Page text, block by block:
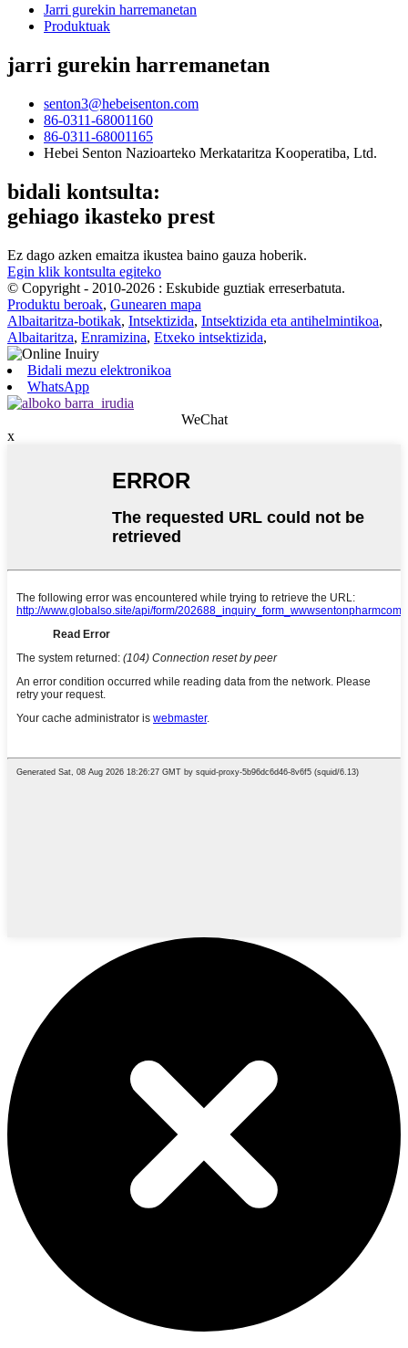
Jarri gurekin harremanetan
Produktuak
jarri gurekin harremanetan
senton3@hebeisenton.com
86-0311-68001160
86-0311-68001165
Hebei Senton Nazioarteko Merkataritza Kooperatiba, Ltd.
bidali kontsulta:
gehiago ikasteko prest
Ez dago azken emaitza ikustea baino gauza hoberik.
Egin klik kontsulta egiteko
© Copyright - 2010-2026 : Eskubide guztiak erreserbatuta.
Produktu beroak, Gunearen mapa
Albaitaritza-botikak, Intsektizida, Intsektizida eta antihelmintikoa,
Albaitaritza, Enramizina, Etxeko intsektizida,
Bidali mezu elektronikoa
WhatsApp
WeChat
x